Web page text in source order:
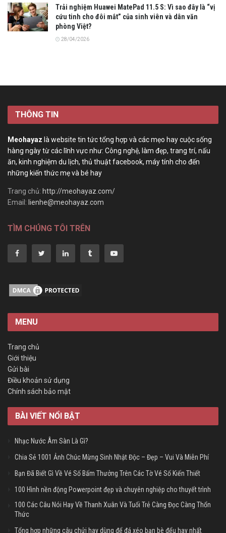
Trải nghiệm Huawei MatePad 11.5 S: Vì sao đây là “vị
cứu tinh cho đôi mắt” của sinh viên và dân văn
phòng Việt?
28/04/2026
THÔNG TIN
Meohayaz là website tin tức tổng hợp và các mẹo hay cuộc sống
hàng ngày từ các lĩnh vực như: Công nghệ, làm đẹp, trang trí, nấu
ăn, kinh nghiệm du lịch, thủ thuật facebook, máy tính cho đến
những kiến thức mẹ và bé hay
Trang chủ: http://meohayaz.com/
Email: lienhe@meohayaz.com
TÌM CHÚNG TÔI TRÊN
MENU
Trang chủ
Giới thiệu
Gửi bài
Điều khoản sử dụng
Chính sách bảo mật
BÀI VIẾT NỔI BẬT
Nhạc Nước Âm Sàn Là Gì?
Chia Sẻ 1001 Ảnh Chúc Mừng Sinh Nhật Độc – Đẹp – Vui Và Miễn Phí
Bạn Đã Biết Gì Về Vé Số Bấm Thưởng Trên Các Tờ Vé Số Kiến Thiết
100 Hình nền động Powerpoint đẹp và chuyên nghiệp cho thuyết trình
100 Các Câu Nói Hay Về Thanh Xuân Và Tuổi Trẻ Càng Đọc Càng Thổn
Thức
Tổng hợp những câu chửi hay dùng để đá xéo bạn bè đểu hay nhất